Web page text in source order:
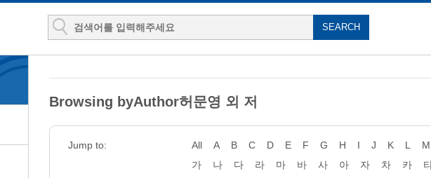
Browsing byAuthor허문영 외 저
Jump to: All A B C D E F G H I J K L M
가
나 다 라 마 바 사 아 자 차 카